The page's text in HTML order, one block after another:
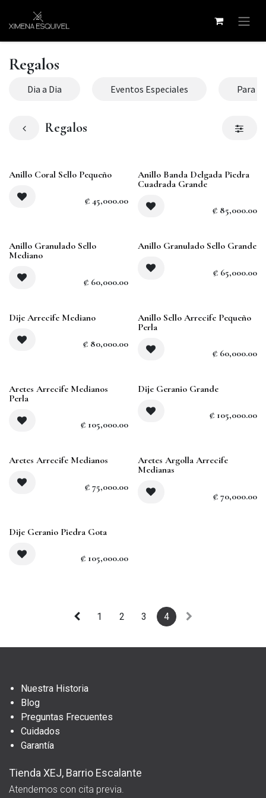
Regalos
Dia a Dia Eventos Especiales Para
Regalos
Anillo Coral Sello Pequeño
₡ 45,000.00
Anillo Banda Delgada Piedra
Cuadrada Grande
₡ 85,000.00
Anillo Granulado Sello
Mediano
₡ 60,000.00
Sold out
Anillo Granulado Sello Grande
₡ 65,000.00
Dije Arrecife Mediano
₡ 80,000.00
Anillo Sello Arrecife Pequeño
Perla
₡ 60,000.00
Aretes Arrecife Medianos
Perla
₡ 105,000.00
Dije Geranio Grande
₡ 105,000.00
Aretes Arrecife Medianos
₡ 75,000.00 Sold out
Aretes Argolla Arrecife
Medianas
₡ 70,000.00
Dije Geranio Piedra Gota
₡ 105,000.00
1 2 3 4
Nuestra Historia
Blog
Preguntas Frecuentes
Cuidados
Garantía
Tienda XEJ, Barrio Escalante
Atendemos con cita previa.